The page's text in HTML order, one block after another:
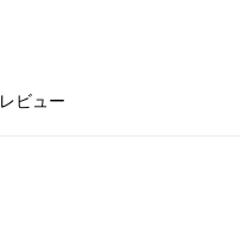
レビュー